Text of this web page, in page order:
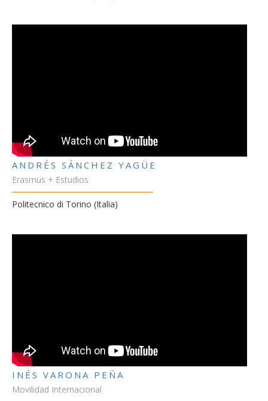
ANDRÉS SÁNCHEZ YAGÜE
Erasmus + Estudios
Politecnico di Torino (Italia)
INÉS VARONA PEÑA
Movilidad Internacional